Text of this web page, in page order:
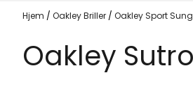
Hjem / Oakley Briller / Oakley Sport
Oakley